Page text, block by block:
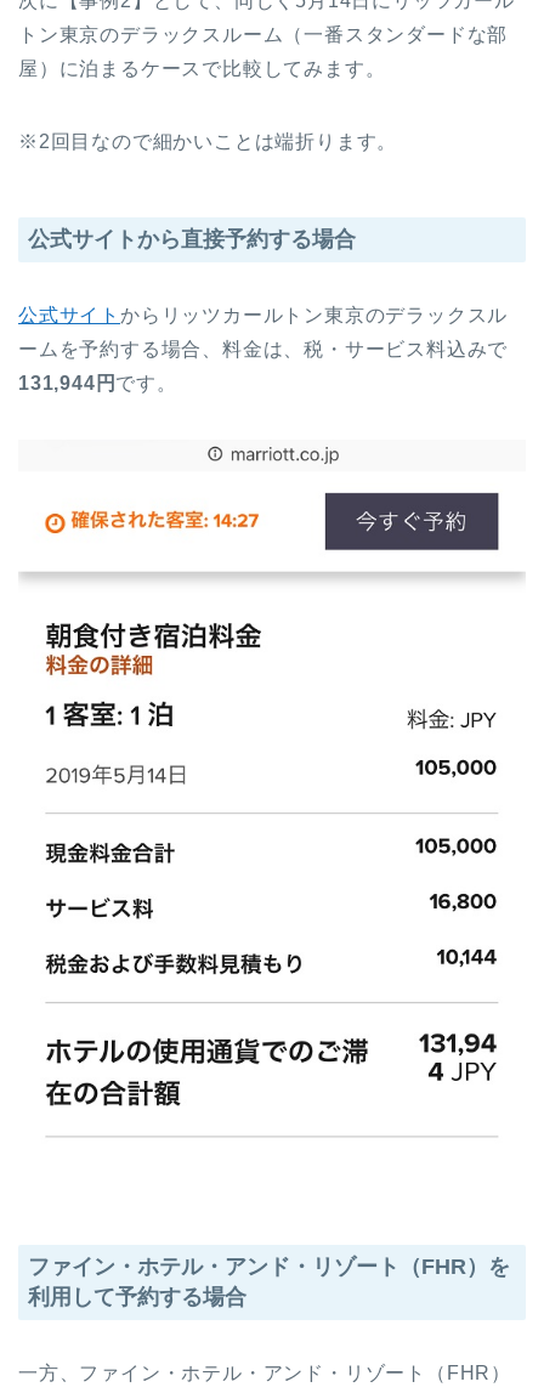
トン東京のデラックスルーム（一番スタンダードな部
屋）に泊まるケースで比較してみます。
※2回目なので細かいことは端折ります。
公式サイトから直接予約する場合
公式サイト からリッツカールトン東京のデラックスル
ームを予約する場合、料金は、税・サービス料込みで
131,944円 です。
ファイン・ホテル・アンド・リゾート（FHR）を
利用して予約する場合
一方、ファイン・ホテル・アンド・リゾート（FHR）